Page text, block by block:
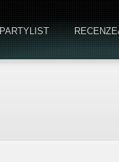
PARTYLIST